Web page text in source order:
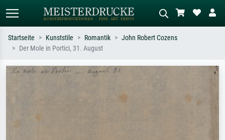
Suchen Sie nach Künstlern, Werktiteln
Beschreiben Sie die Szene – z.B. Grüne
Startseite Kunststile Romantik
John Robert Cozens
Der Mole in Portici, 31. August